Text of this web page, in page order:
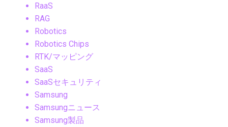
RaaS
RAG
Robotics
Robotics Chips
RTK/マッピング
SaaS
SaaSセキュリティ
Samsung
Samsungニュース
Samsung製品